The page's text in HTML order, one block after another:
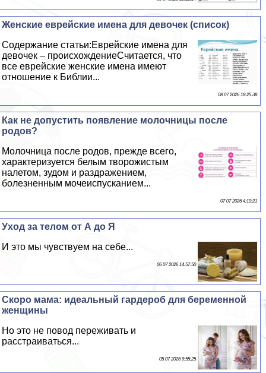
Женские еврейские имена для девочек (список)
Содержание статьи:Еврейские имена для
девочек – происхождениеСчитается, что
все еврейские женские имена имеют
отношение к Библии...
08 07 2026 18:25:38
Как не допустить появление молочницы после
родов?
Молочница после родов, прежде всего,
хаpaктеризуется белым творожистым
налетом, зудом и раздражением,
болезненным мочеиспусканием...
07 07 2026 4:10:21
Уход за телом от А до Я
И это мы чувствуем на себе...
06 07 2026 14:57:50
Скоро мама: идеальный гардероб для беременной
женщины
Но это не повод переживать и
расстраиваться...
05 07 2026 9:55:25